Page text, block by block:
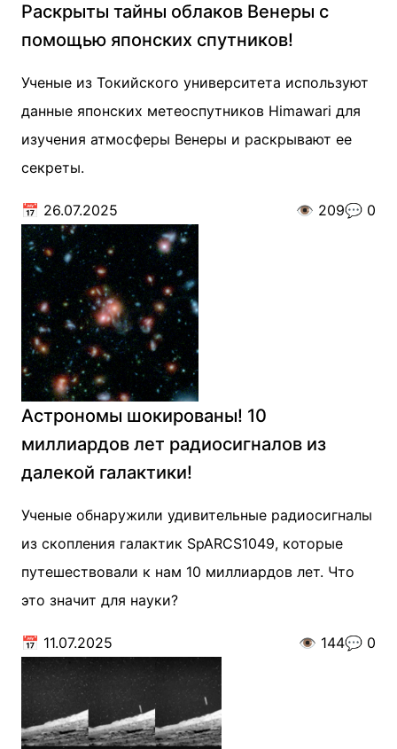
Раскрыты тайны облаков Венеры с
помощью японских спутников!
Ученые из Токийского университета используют
данные японских метеоспутников Himawari для
изучения атмосферы Венеры и раскрывают ее
секреты.
📅 26.07.2025 👁️ 209💬 0
Астрономы шокированы! 10
миллиардов лет радиосигналов из
далекой галактики!
Ученые обнаружили удивительные радиосигналы
из скопления галактик SpARCS1049, которые
путешествовали к нам 10 миллиардов лет. Что
это значит для науки?
📅 11.07.2025 👁️ 144💬 0